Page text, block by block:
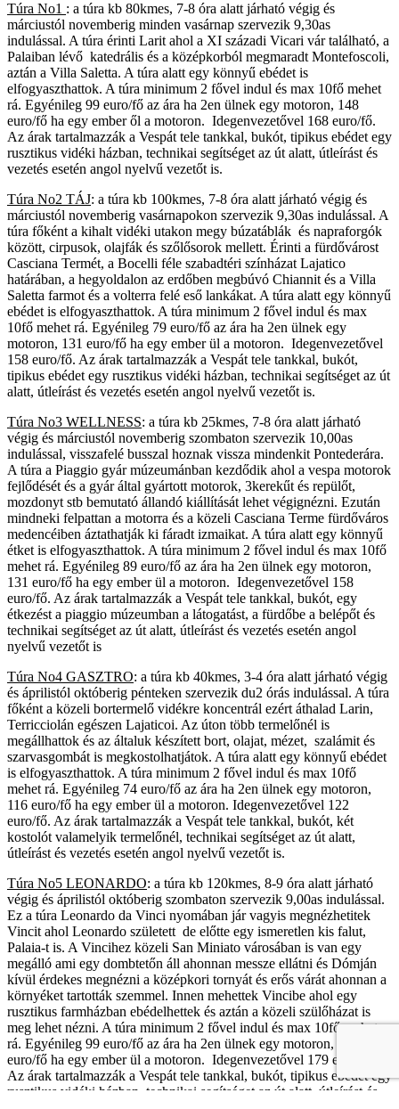
Túra No1 : a túra kb 80kmes, 7-8 óra alatt járható végig és
márciustól novemberig minden vasárnap szervezik 9,30as
indulással. A túra érinti Larit ahol a XI századi Vicari vár található, a
Palaiban lévő katedrális és a középkorból megmaradt Montefoscoli,
aztán a Villa Saletta. A túra alatt egy könnyű ebédet is
elfogyaszthattok. A túra minimum 2 fővel indul és max 10fő mehet
rá. Egyénileg 99 euro/fő az ára ha 2en ülnek egy motoron, 148
euro/fő ha egy ember ől a motoron. Idegenvezetővel 168 euro/fő.
Az árak tartalmazzák a Vespát tele tankkal, bukót, tipikus ebédet egy
rusztikus vidéki házban, technikai segítséget az út alatt, útleírást és
vezetés esetén angol nyelvű vezetőt is.
Túra No2 TÁJ: a túra kb 100kmes, 7-8 óra alatt járható végig és
márciustól novemberig vasárnapokon szervezik 9,30as indulással. A
túra főként a kihalt vidéki utakon megy búzatáblák és napraforgók
között, cirpusok, olajfák és szőlősorok mellett. Érinti a fürdővárost
Casciana Termét, a Bocelli féle szabadtéri színházat Lajatico
határában, a hegyoldalon az erdőben megbúvó Chiannit és a Villa
Saletta farmot és a volterra felé eső lankákat. A túra alatt egy könnyű
ebédet is elfogyaszthattok. A túra minimum 2 fővel indul és max
10fő mehet rá. Egyénileg 79 euro/fő az ára ha 2en ülnek egy
motoron, 131 euro/fő ha egy ember ül a motoron. Idegenvezetővel
158 euro/fő. Az árak tartalmazzák a Vespát tele tankkal, bukót,
tipikus ebédet egy rusztikus vidéki házban, technikai segítséget az út
alatt, útleírást és vezetés esetén angol nyelvű vezetőt is.
Túra No3 WELLNESS: a túra kb 25kmes, 7-8 óra alatt járható
végig és márciustól novemberig szombaton szervezik 10,00as
indulással, visszafelé busszal hoznak vissza mindenkit Pontederára.
A túra a Piaggio gyár múzeumánban kezdődik ahol a vespa motorok
fejlődését és a gyár által gyártott motorok, 3kerekűt és repülőt,
mozdonyt stb bemutató állandó kiállítását lehet végignézni. Ezután
mindneki felpattan a motorra és a közeli Casciana Terme fürdőváros
medencéiben áztathatják ki fáradt izmaikat. A túra alatt egy könnyű
étket is elfogyaszthattok. A túra minimum 2 fővel indul és max 10fő
mehet rá. Egyénileg 89 euro/fő az ára ha 2en ülnek egy motoron,
131 euro/fő ha egy ember ül a motoron. Idegenvezetővel 158
euro/fő. Az árak tartalmazzák a Vespát tele tankkal, bukót, egy
étkezést a piaggio múzeumban a látogatást, a fürdőbe a belépőt és
technikai segítséget az út alatt, útleírást és vezetés esetén angol
nyelvű vezetőt is
Túra No4 GASZTRO: a túra kb 40kmes, 3-4 óra alatt járható végig
és áprilistól októberig pénteken szervezik du2 órás indulással. A túra
főként a közeli bortermelő vidékre koncentrál ezért áthalad Larin,
Terricciolán egészen Lajaticoi. Az úton több termelőnél is
megállhattok és az általuk készített bort, olajat, mézet, szalámit és
szarvasgombát is megkostolhatjátok. A túra alatt egy könnyű ebédet
is elfogyaszthattok. A túra minimum 2 fővel indul és max 10fő
mehet rá. Egyénileg 74 euro/fő az ára ha 2en ülnek egy motoron,
116 euro/fő ha egy ember ül a motoron. Idegenvezetővel 122
euro/fő. Az árak tartalmazzák a Vespát tele tankkal, bukót, két
kostolót valamelyik termelőnél, technikai segítséget az út alatt,
útleírást és vezetés esetén angol nyelvű vezetőt is.
Túra No5 LEONARDO: a túra kb 120kmes, 8-9 óra alatt járható
végig és áprilistól októberig szombaton szervezik 9,00as indulással.
Ez a túra Leonardo da Vinci nyomában jár vagyis megnézhetitek
Vincit ahol Leonardo született de előtte egy ismeretlen kis falut,
Palaia-t is. A Vincihez közeli San Miniato városában is van egy
megálló ami egy dombtetőn áll ahonnan messze ellátni és Dómján
kívül érdekes megnézni a középkori tornyát és erős várát ahonnan a
környéket tartották szemmel. Innen mehettek Vincibe ahol egy
rusztikus farmházban ebédelhettek és aztán a közeli szülőházat is
meg lehet nézni. A túra minimum 2 fővel indul és max 10fő mehet
rá. Egyénileg 99 euro/fő az ára ha 2en ülnek egy motoron, 147
euro/fő ha egy ember ül a motoron. Idegenvezetővel 179 euro/fő.
Az árak tartalmazzák a Vespát tele tankkal, bukót, tipikus ebédet egy
rusztikus vidéki házban, technikai segítséget az út alatt, útleírást és